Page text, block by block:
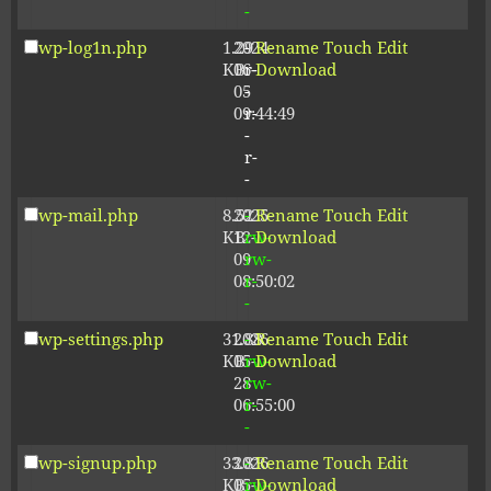
-
wp-log1n.php
1.29
KB
2024-
06-
05
09:44:49
-
r-
-
r-
-
r-
-
Rename Touch Edit
Download
wp-mail.php
8.52
KB
2025-
12-
09
08:50:02
-
rw-
rw-
r-
-
Rename Touch Edit
Download
wp-settings.php
31.88
KB
2026-
05-
28
06:55:00
-
rw-
rw-
r-
-
Rename Touch Edit
Download
wp-signup.php
33.81
KB
2026-
05-
-
rw-
Rename Touch Edit
Download